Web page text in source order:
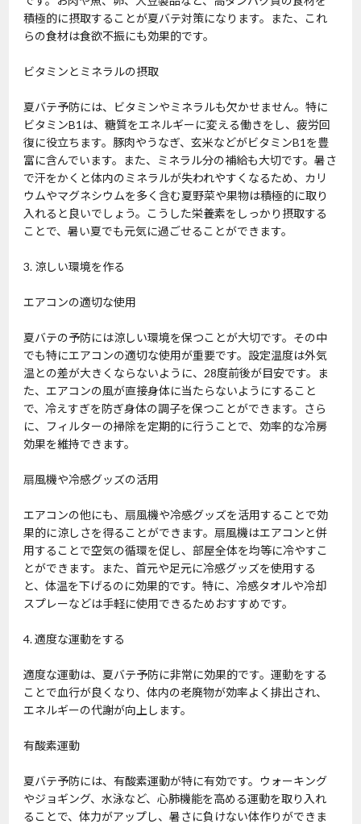
積極的に摂取することが夏バテ対策になります。また、これ
らの食材は食欲不振にも効果的です。
ビタミンとミネラルの摂取
夏バテ予防には、ビタミンやミネラルも欠かせません。特に
ビタミンB1は、糖質をエネルギーに変える働きをし、疲労回
復に役立ちます。豚肉やうなぎ、玄米などがビタミンB1を豊
富に含んでいます。また、ミネラル分の補給も大切です。暑さ
で汗をかくと体内のミネラルが失われやすくなるため、カリ
ウムやマグネシウムを多く含む夏野菜や果物は積極的に取り
入れると良いでしょう。こうした栄養素をしっかり摂取する
ことで、暑い夏でも元気に過ごせることができます。
3. 涼しい環境を作る
エアコンの適切な使用
夏バテの予防には涼しい環境を保つことが大切です。その中
でも特にエアコンの適切な使用が重要です。設定温度は外気
温との差が大きくならないように、28度前後が目安です。ま
た、エアコンの風が直接身体に当たらないようにすること
で、冷えすぎを防ぎ身体の調子を保つことができます。さら
に、フィルターの掃除を定期的に行うことで、効率的な冷房
効果を維持できます。
扇風機や冷感グッズの活用
エアコンの他にも、扇風機や冷感グッズを活用することで効
果的に涼しさを得ることができます。扇風機はエアコンと併
用することで空気の循環を促し、部屋全体を均等に冷やすこ
とができます。また、首元や足元に冷感グッズを使用する
と、体温を下げるのに効果的です。特に、冷感タオルや冷却
スプレーなどは手軽に使用できるためおすすめです。
4. 適度な運動をする
適度な運動は、夏バテ予防に非常に効果的です。運動をする
ことで血行が良くなり、体内の老廃物が効率よく排出され、
エネルギーの代謝が向上します。
有酸素運動
夏バテ予防には、有酸素運動が特に有効です。ウォーキング
やジョギング、水泳など、心肺機能を高める運動を取り入れ
ることで、体力がアップし、暑さに負けない体作りができま